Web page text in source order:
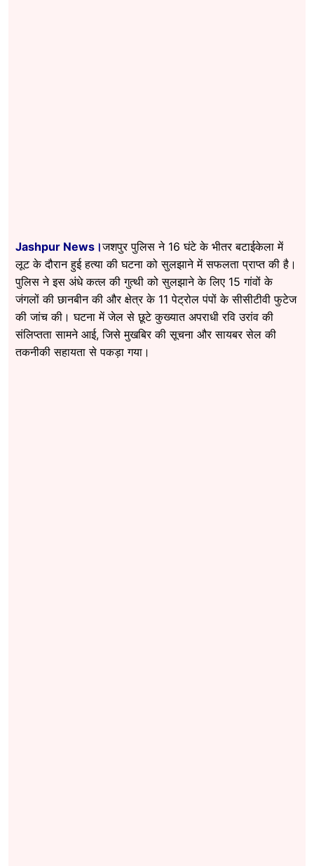
Jashpur News।जशपुर पुलिस ने 16 घंटे के भीतर बटाईकेला में
लूट के दौरान हुई हत्या की घटना को सुलझाने में सफलता प्राप्त की है।
पुलिस ने इस अंधे कत्ल की गुत्थी को सुलझाने के लिए 15 गांवों के
जंगलों की छानबीन की और क्षेत्र के 11 पेट्रोल पंपों के सीसीटीवी फुटेज
की जांच की। घटना में जेल से छूटे कुख्यात अपराधी रवि उरांव की
संलिप्तता सामने आई, जिसे मुखबिर की सूचना और सायबर सेल की
तकनीकी सहायता से पकड़ा गया।